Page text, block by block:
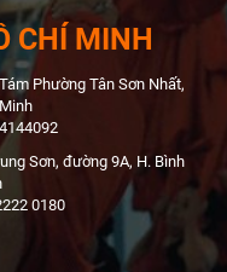
CHÍ MINH
Phường Tân Sơn Nhất,
Sơn, đường 9A, H. Bình
0180